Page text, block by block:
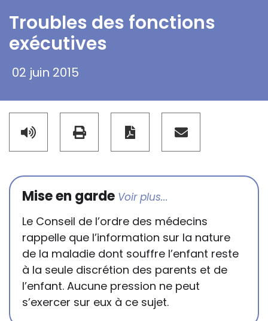
Troubles des fonctions
exécutives
02 juin 2015
Mise en garde
Le Conseil de l’ordre des médecins
rappelle que l’information sur la nature
de la maladie dont souffre l’enfant reste
à la seule discrétion des parents et de
l’enfant. Aucune pression ne peut
s’exercer sur eux à ce sujet.